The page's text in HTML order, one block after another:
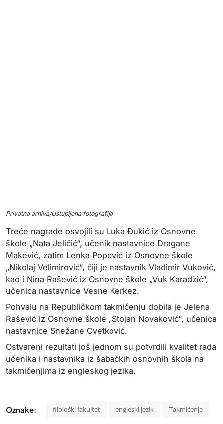
Privatna arhiva/Ustupljena fotografija
Treće nagrade osvojili su Luka Đukić iz Osnovne
škole „Nata Jeličić“, učenik nastavnice Dragane
Makević, zatim Lenka Popović iz Osnovne škole
„Nikolaj Velimirović“, čiji je nastavnik Vladimir Vuković,
kao i Nina Rašević iz Osnovne škole „Vuk Karadžić“,
učenica nastavnice Vesne Kerkez.
Pohvalu na Republičkom takmičenju dobila je Jelena
Rašević iz Osnovne škole „Stojan Novaković“, učenica
nastavnice Snežane Cvetković.
Ostvareni rezultati još jednom su potvrdili kvalitet rada
učenika i nastavnika iz šabačkih osnovnih škola na
takmičenjima iz engleskog jezika.
Oznake: filološki fakultet engleski jezik Takmičenje